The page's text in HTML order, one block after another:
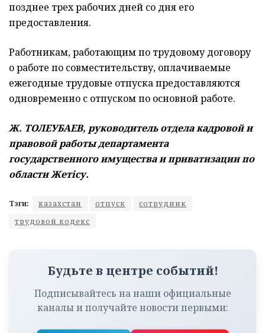
позднее трех рабочих дней со дня его
предоставления.
Работникам, работающим по трудовому договору
о работе по совместительству, оплачиваемые
ежегодные трудовые отпуска предоставляются
одновременно с отпуском по основной работе.
Ж. ТОЛЕУБАЕВ, руководитель отдела кадровой и
правовой работы департамента
государственного имущества и приватизации по
области Жетісу.
Тэги: казахстан отпуск
сотрудник
трудовой кодекс
Будьте в центре событий!
Подписывайтесь на наши официальные
каналы и получайте новости первыми: